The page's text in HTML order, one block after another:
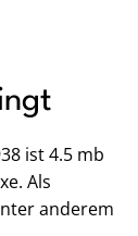
ist 4.5 mb
Als
anderem